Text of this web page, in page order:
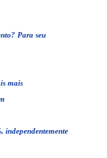
Para seu
mais
independentemente